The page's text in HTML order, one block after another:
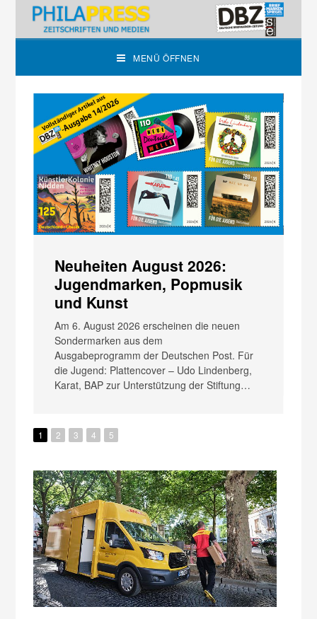
MENÜ ÖFFNEN
Neuheiten August 2026:
Jugendmarken, Popmusik
und Kunst
Am 6. August 2026 erscheinen die neuen
Sondermarken aus dem
Ausgabeprogramm der Deutschen Post. Für
die Jugend: Plattencover – Udo Lindenberg,
Karat, BAP zur Unterstützung der Stiftung…
1 2 3 4 5